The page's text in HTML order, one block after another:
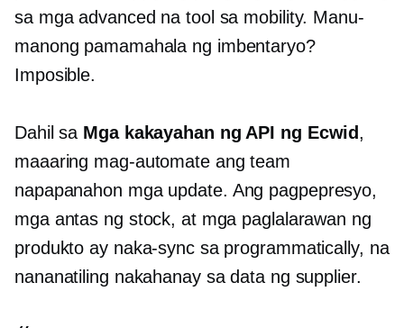
sa mga advanced na tool sa mobility. Manu-
manong pamamahala ng imbentaryo?
Imposible.
Dahil sa Mga kakayahan ng API ng Ecwid,
maaaring mag-automate ang team
napapanahon mga update. Ang pagpepresyo,
mga antas ng stock, at mga paglalarawan ng
produkto ay naka-sync sa programmatically, na
nananatiling nakahanay sa data ng supplier.